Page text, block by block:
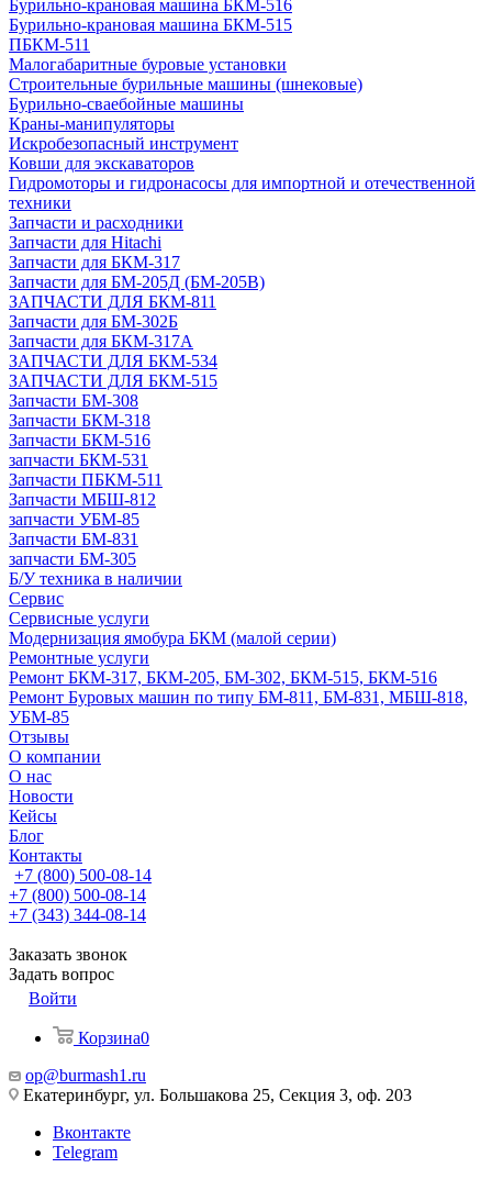
Бурильно-крановая машина БКМ-516
Бурильно-крановая машина БКМ-515
ПБКМ-511
Малогабаритные буровые установки
Строительные бурильные машины (шнековые)
Бурильно-сваебойные машины
Краны-манипуляторы
Искробезопасный инструмент
Ковши для экскаваторов
Гидромоторы и гидронасосы для импортной и отечественной
техники
Запчасти и расходники
Запчасти для Hitachi
Запчасти для БКМ-317
Запчасти для БМ-205Д (БМ-205В)
ЗАПЧАСТИ ДЛЯ БКМ-811
Запчасти для БМ-302Б
Запчасти для БКМ-317А
ЗАПЧАСТИ ДЛЯ БКМ-534
ЗАПЧАСТИ ДЛЯ БКМ-515
Запчасти БМ-308
Запчасти БКМ-318
Запчасти БКМ-516
запчасти БКМ-531
Запчасти ПБКМ-511
Запчасти МБШ-812
запчасти УБМ-85
Запчасти БМ-831
запчасти БМ-305
Б/У техника в наличии
Сервис
Сервисные услуги
Модернизация ямобура БКМ (малой серии)
Ремонтные услуги
Ремонт БКМ-317, БКМ-205, БМ-302, БКМ-515, БКМ-516
Ремонт Буровых машин по типу БМ-811, БМ-831, МБШ-818,
УБМ-85
Отзывы
О компании
О нас
Новости
Кейсы
Блог
Контакты
+7 (800) 500-08-14
+7 (800) 500-08-14
+7 (343) 344-08-14
Заказать звонок
Задать вопрос
Войти
Корзина0
op@burmash1.ru
Екатеринбург, ул. Большакова 25, Секция 3, оф. 203
Вконтакте
Telegram